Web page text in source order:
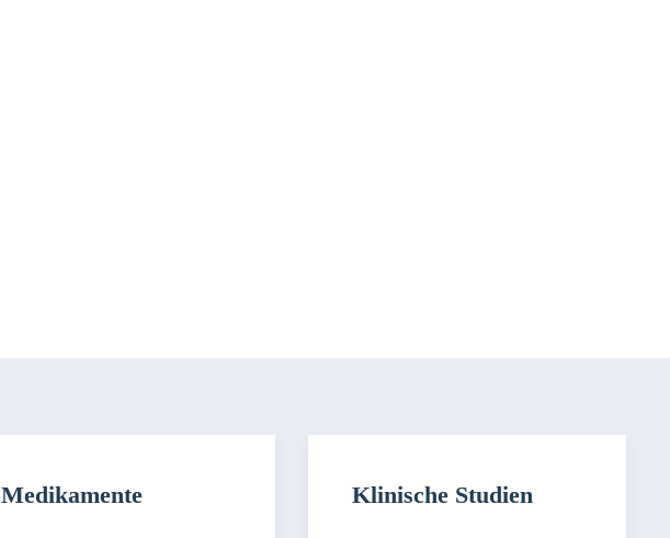
Medikamente Klinische Studien